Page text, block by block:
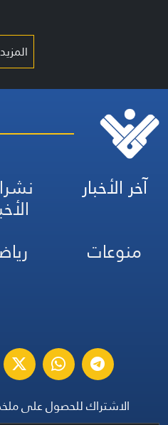
آخر الأخبار
منوعات
الاشتراك للحصول على